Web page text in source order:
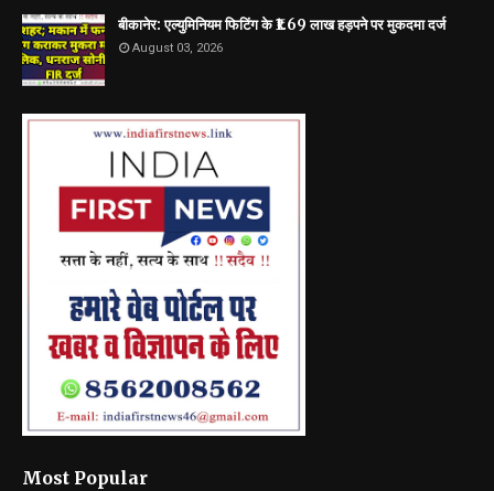
बीकानेर: एल्युमिनियम फिटिंग के ₹1.69 लाख हड़पने पर मुकदमा दर्ज
August 03, 2026
Most Popular